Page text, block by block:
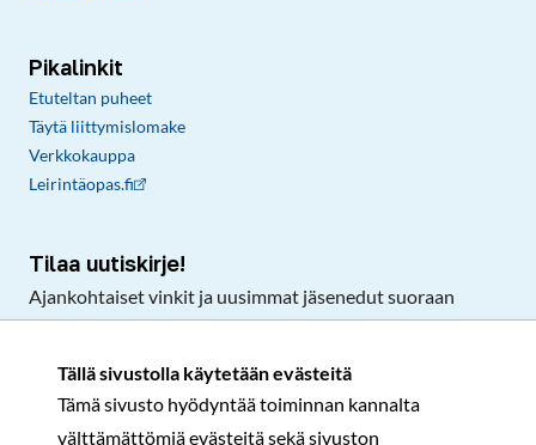
Tällä sivustolla käytetään evästeitä
Tämä sivusto hyödyntää toiminnan kannalta
välttämättömiä evästeitä sekä sivuston
Pikalinkit
Etuteltan puheet
Täytä liittymislomake
Verkkokauppa
Leirintäopas.fi
Tilaa uutiskirje!
Ajankohtaiset vinkit ja uusimmat jäsenedut suoraan